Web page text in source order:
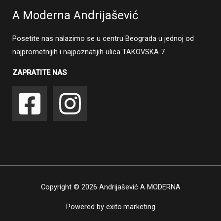
A Moderna Andrijašević
Posetite nas nalazimo se u centru Beograda u jednoj od
najprometnijih i najpoznatijih ulica TAKOVSKA 7.
ZAPRATITE NAS
Copyright © 2026 Andrijašević A MODERNA
Powered by exito.marketing